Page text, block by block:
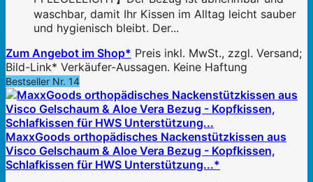
waschbar, damit Ihr Kissen im Alltag leicht sauber
und hygienisch bleibt. Der...
Zum Angebot im Shop* Preis inkl. MwSt., zzgl. Versand;
Bild-Link* Verkäufer-Aussagen. Keine Haftung
Bestseller Nr. 14
MaxxGoods orthopädisches Nackenstützkissen aus
Visco Gelschaum & Aloe Vera Bezug - Kopfkissen,
Schlafkissen für HWS Unterstützung...*